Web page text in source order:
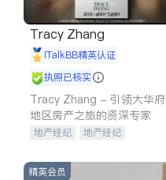
Tracy Zhang
iTalkBB精英认证
执照已核实
Tracy Zhang - 引领大华府
地区房产之旅的资深专家
地产经纪
地产经纪
商铺租售
精英会员